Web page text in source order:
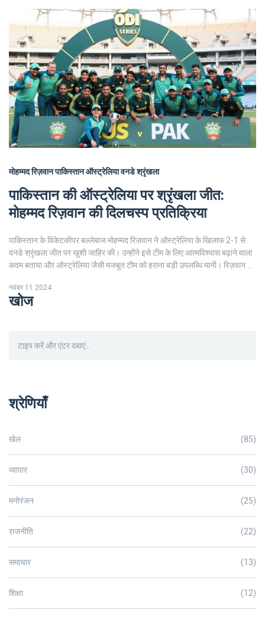
मोहम्मद रिज़वानपाकिस्तानऑस्ट्रेलियावनडे श्रृंखला
पाकिस्तान की ऑस्ट्रेलिया पर श्रृंखला जीत:
मोहम्मद रिज़वान की दिलचस्प प्रतिक्रिया
पाकिस्तान के विकेटकीपर बल्लेबाज मोहम्मद रिज़वान ने ऑस्ट्रेलिया के खिलाफ 2-1 से
वनडे श्रृंखला जीत पर खुशी जाहिर की। उन्होंने इसे टीम के लिए आत्मविश्वास बढ़ाने वाला
कदम बताया और ऑस्ट्रेलिया जैसी मजबूत टीम को हराना बड़ी उपलब्धि मानी। रिज़वान ने
संकेत है।
नवंबर 11 2024
खोज
श्रेणियाँ
खेल (85)
व्यापार (30)
मनोरंजन (25)
राजनीति (22)
समाचार (13)
शिक्षा (12)